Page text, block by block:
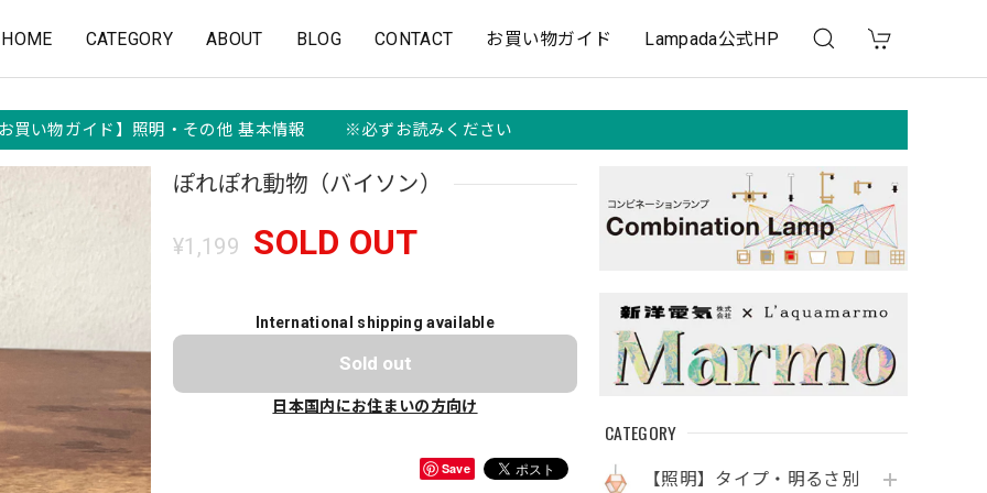
HOME CATEGORY ABOUT BLOG CONTACT お買い物ガイド Lampada公式HP
買い物ガイド】照明・その他 基本情報 ※必ずお読みください
CATEGORY
【照明】タイプ・明るさ別
ぽれぽれ動物（バイソン）
¥1,199 SOLD OUT
International shipping available
Sold out
日本国内にお住まいの方向け
Save